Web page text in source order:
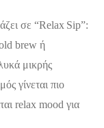
σε “Relax Sip”:
brew ή
μικρής
γίνεται πιο
relax mood για